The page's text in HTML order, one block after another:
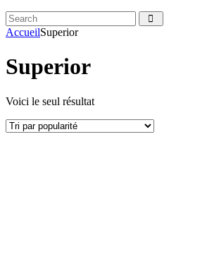
Search
facebook
instagramm
AccueilSuperior
Superior
Voici le seul résultat